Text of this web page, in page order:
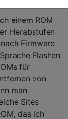
einem ROM
Herabstufen
Firmware
Flashen
für
von
man
Sites
das ich